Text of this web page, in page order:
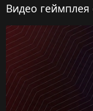
Видео геймплея